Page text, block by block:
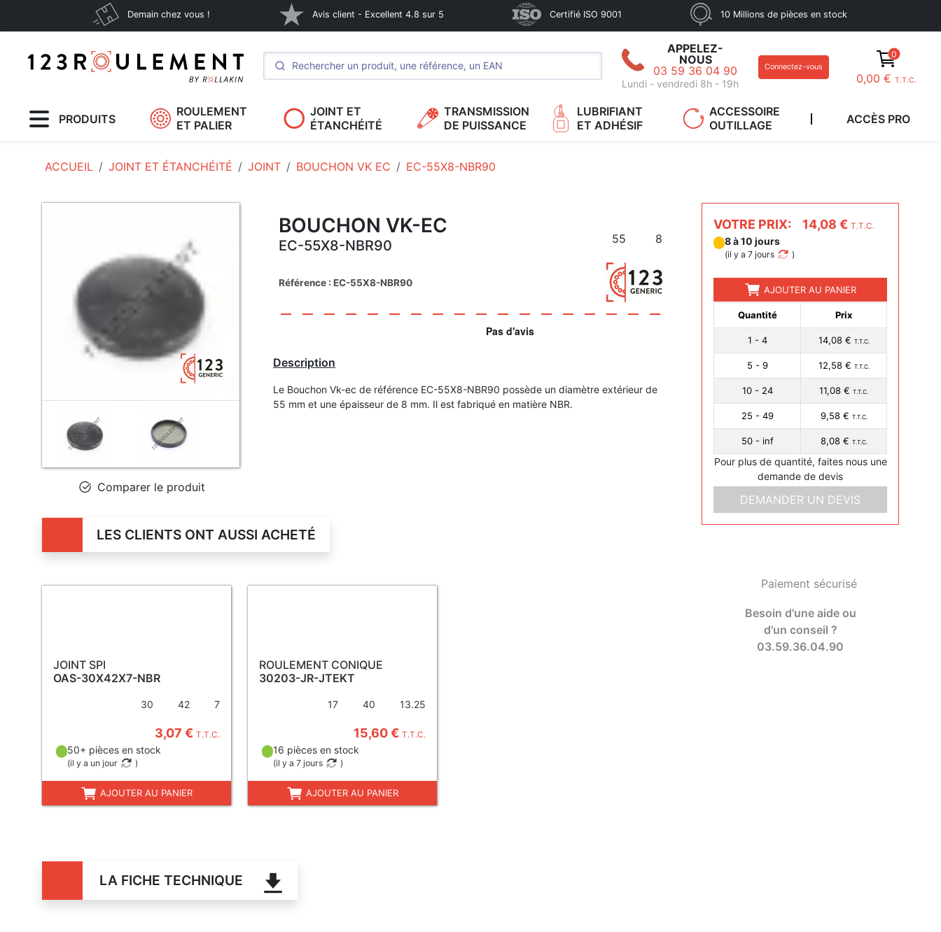
Demain chez vous ! Avis client - Excellent 4.8 sur 5 Certifié ISO 9001 10 Millions de pièces en stock
APPELEZ-
NOUS
03 59 36 04 90
Lundi - vendredi 8h - 19h
Connectez-vous
0
0,00 € T.T.C.
PRODUITS
ROULEMENT
ET PALIER
JOINT ET
ÉTANCHÉITÉ
TRANSMISSION
DE PUISSANCE
LUBRIFIANT
ET ADHÉSIF
ACCESSOIRE
OUTILLAGE
ACCÈS PRO
ACCUEIL JOINT ET ÉTANCHÉITÉ JOINT BOUCHON VK EC EC-55X8-NBR90
Comparer le produit
BOUCHON VK-EC
EC-55X8-NBR90 55 8
Référence : EC-55X8-NBR90
Description
Le Bouchon Vk-ec de référence EC-55X8-NBR90 possède un diamètre extérieur de
55 mm et une épaisseur de 8 mm. Il est fabriqué en matière NBR.
VOTRE PRIX: 14,08 € T.T.C.
8 à 10 jours
(il y a 7 jours )
AJOUTER AU PANIER
Quantité Prix
1 - 4 14,08 € T.T.C.
5 - 9 12,58 € T.T.C.
10 - 24 11,08 € T.T.C.
25 - 49 9,58 € T.T.C.
50 - inf 8,08 € T.T.C.
Pour plus de quantité, faites nous une
demande de devis
DEMANDER UN DEVIS
Paiement sécurisé
Besoin d'une aide ou
d'un conseil ?
03.59.36.04.90
LES CLIENTS ONT AUSSI ACHETÉ
JOINT SPI
OAS-30X42X7-NBR
30 42 7
3,07 € T.T.C.
50+ pièces en stock
(il y a un jour )
AJOUTER AU PANIER
ROULEMENT CONIQUE
30203-JR-JTEKT
17 40 13.25
15,60 € T.T.C.
16 pièces en stock
(il y a 7 jours )
AJOUTER AU PANIER
LA FICHE TECHNIQUE